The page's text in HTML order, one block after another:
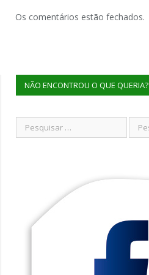
Os comentários estão fechados.
NÃO ENCONTROU O QUE QUERIA?